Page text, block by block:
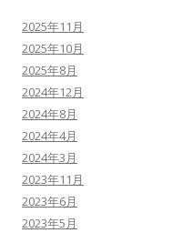
2025年11月
2025年10月
2025年8月
2024年12月
2024年8月
2024年4月
2024年3月
2023年11月
2023年6月
2023年5月